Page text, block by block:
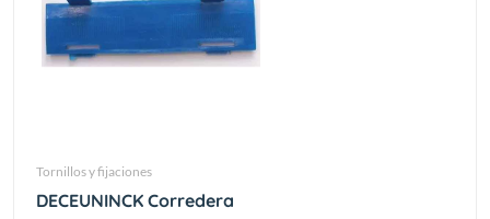
Tornillos y fijaciones
DECEUNINCK Corredera